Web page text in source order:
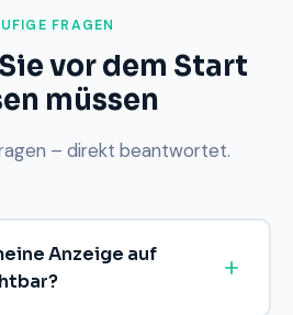
FRAGEN
vor dem Start
müssen
– direkt beantwortet.
Anzeige auf